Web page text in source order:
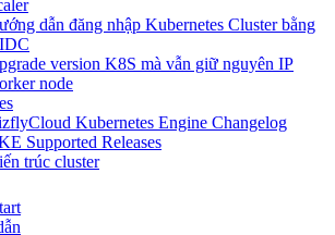
dẫn đăng nhập Kubernetes Cluster bằng
version K8S mà vẫn giữ nguyên IP
node
Kubernetes Engine Changelog
Supported Releases
trúc cluster